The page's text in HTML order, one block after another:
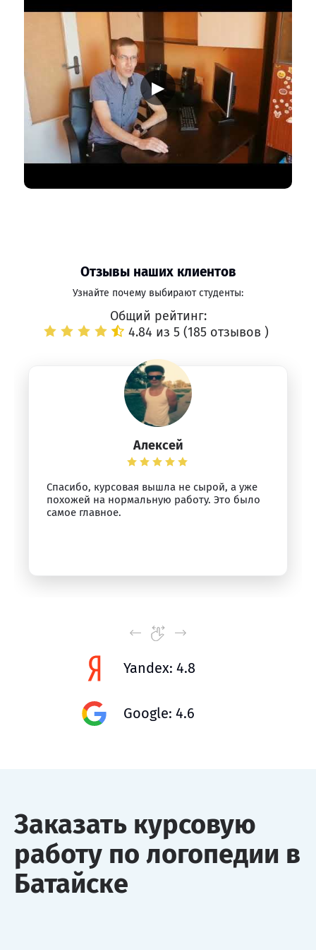
▶
Отзывы наших клиентов
Узнайте почему выбирают студенты:
Общий рейтинг:
4.84 из 5 (185 отзывов )
Алексей
Спасибо, курсовая вышла не сырой, а уже
похожей на нормальную работу. Это было
самое главное.
Yandex: 4.8
Google: 4.6
Заказать курсовую
работу по логопедии в
Батайске